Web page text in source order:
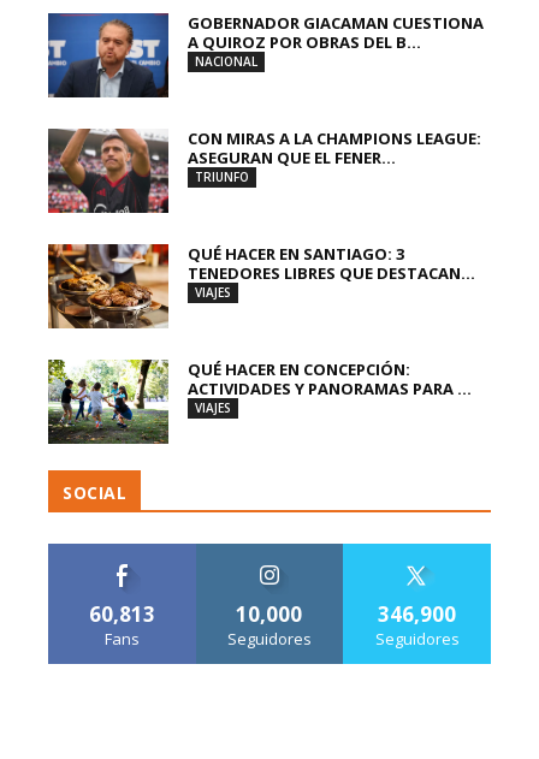
GOBERNADOR GIACAMAN CUESTIONA
A QUIROZ POR OBRAS DEL B...
NACIONAL
CON MIRAS A LA CHAMPIONS LEAGUE:
ASEGURAN QUE EL FENER...
TRIUNFO
QUÉ HACER EN SANTIAGO: 3
TENEDORES LIBRES QUE DESTACAN...
VIAJES
QUÉ HACER EN CONCEPCIÓN:
ACTIVIDADES Y PANORAMAS PARA ...
VIAJES
SOCIAL
60,813
Fans
10,000
Seguidores
346,900
Seguidores